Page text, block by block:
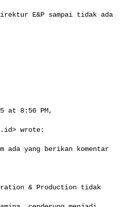
E&P sampai tidak ada
at 8:56 PM,
> wrote:
ada yang berikan komentar
& Production tidak